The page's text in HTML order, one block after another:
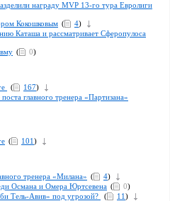
награду MVP 13-го тура Евролиги
Кокошковым ( 4)
Каташа и рассматривает Сферопулоса
( 0)
( 167)
главного тренера «Партизана»
( 101)
тренера «Милана» ( 4)
Османа и Омера Юртсевена ( 0)
Тель-Авив» под угрозой? ( 11)